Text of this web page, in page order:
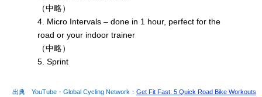
（中略）
4. Micro Intervals – done in 1 hour, perfect for the
road or your indoor trainer
（中略）
5. Sprint
出典 YouTube・Global Cycling Network： Get Fit Fast: 5 Quick Road Bike Workouts